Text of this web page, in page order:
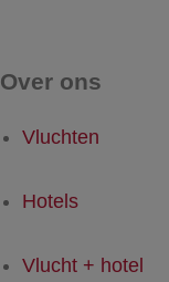
Over ons
Vluchten
Hotels
Vlucht + hotel